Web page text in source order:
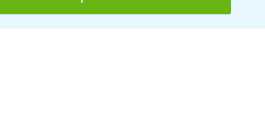
(noch 4)